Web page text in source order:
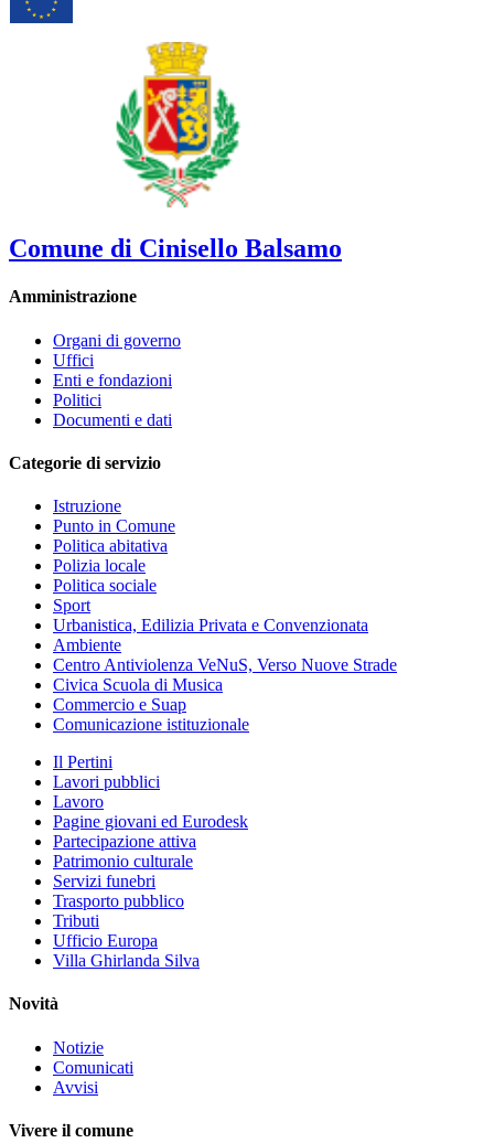
Comune di Cinisello Balsamo
Amministrazione
Organi di governo
Uffici
Enti e fondazioni
Politici
Documenti e dati
Categorie di servizio
Istruzione
Punto in Comune
Politica abitativa
Polizia locale
Politica sociale
Sport
Urbanistica, Edilizia Privata e Convenzionata
Ambiente
Centro Antiviolenza VeNuS, Verso Nuove Strade
Civica Scuola di Musica
Commercio e Suap
Comunicazione istituzionale
Il Pertini
Lavori pubblici
Lavoro
Pagine giovani ed Eurodesk
Partecipazione attiva
Patrimonio culturale
Servizi funebri
Trasporto pubblico
Tributi
Ufficio Europa
Villa Ghirlanda Silva
Novità
Notizie
Comunicati
Avvisi
Vivere il comune